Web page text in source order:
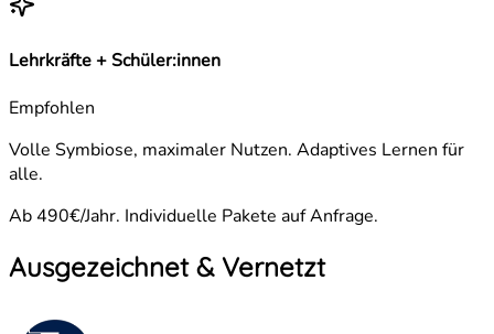
Lehrkräfte + Schüler:innen
Empfohlen
Volle Symbiose, maximaler Nutzen. Adaptives Lernen für
alle.
Ab 490€/Jahr. Individuelle Pakete auf Anfrage.
Ausgezeichnet & Vernetzt